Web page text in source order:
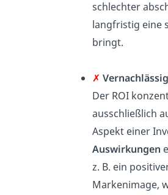
schlechter
langfristig eine
bringt.
✗
Der ROI
ausschließlich
Aspekt einer
Auswirkungen
z. B. ein
Markenimage,